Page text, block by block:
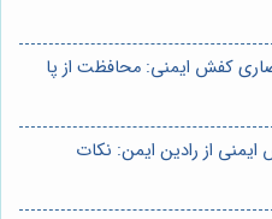
کفش ایمنی: محافظت از پا
از رادین ایمن: نکات